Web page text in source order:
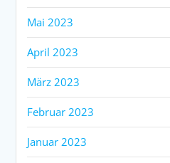
Mai 2023
April 2023
März 2023
Februar 2023
Januar 2023